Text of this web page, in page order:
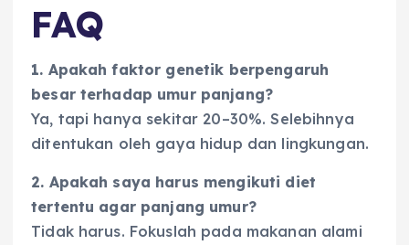
FAQ
1. Apakah faktor genetik berpengaruh
besar terhadap umur panjang?
Ya, tapi hanya sekitar 20–30%. Selebihnya
ditentukan oleh gaya hidup dan lingkungan.
2. Apakah saya harus mengikuti diet
tertentu agar panjang umur?
Tidak harus. Fokuslah pada makanan alami